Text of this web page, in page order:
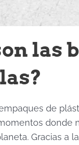
las
de
donde
Gracias a